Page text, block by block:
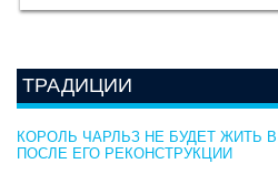
ТРАДИЦИИ
КОРОЛЬ ЧАРЛЬЗ НЕ БУДЕТ ЖИТЬ
ПОСЛЕ ЕГО РЕКОНСТРУКЦИИ